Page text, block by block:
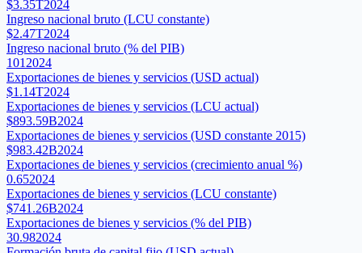
$3.35T2024
Ingreso nacional bruto (LCU constante)
$2.47T2024
Ingreso nacional bruto (% del PIB)
101 2024
Exportaciones de bienes y servicios (USD actual)
$1.14T2024
Exportaciones de bienes y servicios (LCU actual)
$893.59B2024
Exportaciones de bienes y servicios (USD constante 2015)
$983.42B2024
Exportaciones de bienes y servicios (crecimiento anual %)
0.652024
Exportaciones de bienes y servicios (LCU constante)
$741.26B2024
Exportaciones de bienes y servicios (% del PIB)
30.982024